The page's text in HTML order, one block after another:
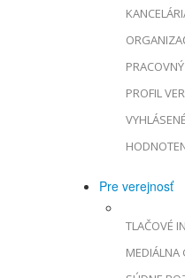
PROFIL
Pre verejnosť
TLAČOVÉ
MEDIÁLNA